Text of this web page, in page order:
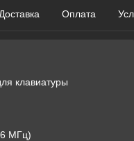
Доставка Оплата
клавиатуры
МГц)